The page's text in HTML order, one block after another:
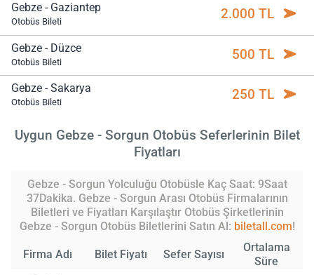
Gebze - Gaziantep
Otobüs Bileti 2.000 TL
Gebze - Düzce
Otobüs Bileti 500 TL
Gebze - Sakarya
Otobüs Bileti 250 TL
Uygun Gebze - Sorgun Otobüs Seferlerinin Bilet
Fiyatları
Gebze - Sorgun Yolculuğu Otobüsle Kaç Saat: 9Saat
37Dakika. Gebze - Sorgun Arası Otobüs Firmalarının
Biletleri ve Fiyatları Karşılaştır Otobüs Şirketlerinin
Gebze - Sorgun Otobüs Biletlerini Satın Al: biletall.com!
Firma Adı Bilet Fiyatı Sefer Sayısı
Ortalama
Süre